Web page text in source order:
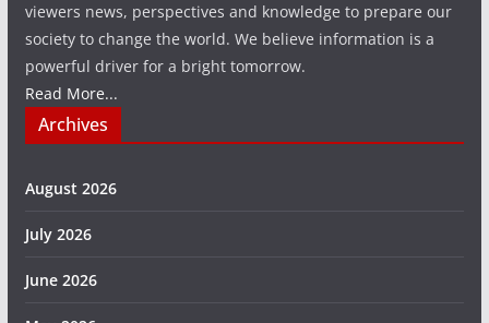
viewers news, perspectives and knowledge to prepare our
society to change the world. We believe information is a
powerful driver for a bright tomorrow.
Read More...
Archives
August 2026
July 2026
June 2026